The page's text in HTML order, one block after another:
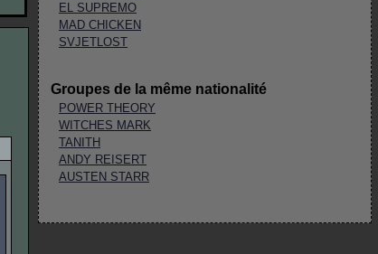
EL SUPREMO
MAD CHICKEN
SVJETLOST
Groupes de la même nationalité
POWER THEORY
WITCHES MARK
TANITH
ANDY REISERT
AUSTEN STARR